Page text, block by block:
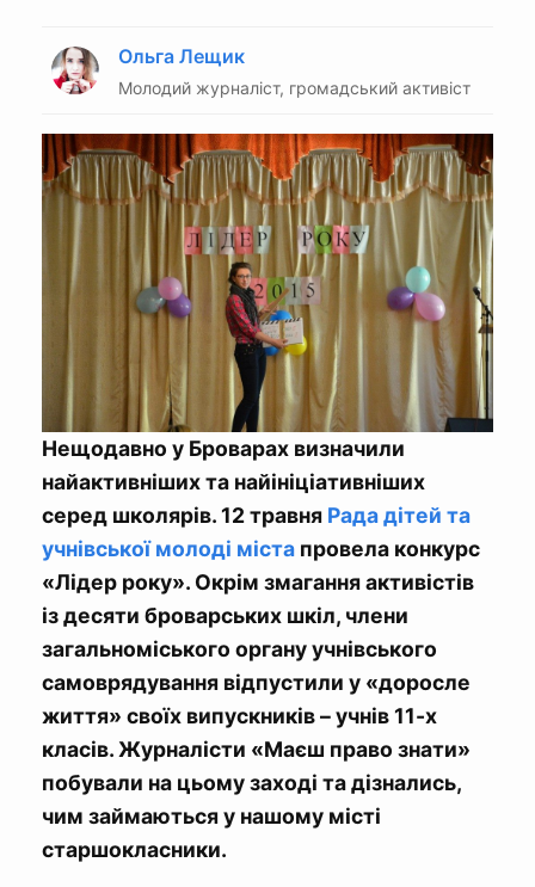
Ольга Лещик
Молодий журналіст, громадський активіст
Нещодавно у Броварах визначили
найактивніших та найініціативніших
серед школярів. 12 травня Рада дітей та
учнівської молоді міста провела конкурс
«Лідер року». Окрім змагання активістів
із десяти броварських шкіл, члени
загальноміського органу учнівського
самоврядування відпустили у «доросле
життя» своїх випускників – учнів 11-х
класів. Журналісти «Маєш право знати»
побували на цьому заході та дізнались,
чим займаються у нашому місті
старшокласники.